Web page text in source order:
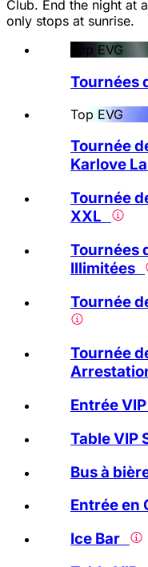
Club. End the night at
only stops at sunrise.
Top EVG
Tournées
Top EVG
Tournée
Karlove
Tournée
XXL
Tournées
Illimitées
Tournée
Tournée
Entrée
Table VIP
Bus à
Entrée en
Ice Bar